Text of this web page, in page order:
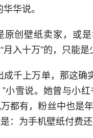
华说。
原创壁纸卖家，或
入十万”的，只能是
成千上万单，那这
小雪说。她曾与小
都有，粉丝中也是
：为手机壁纸付费还